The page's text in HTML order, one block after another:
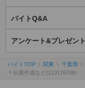
バイトQ&A
アンケート&プレゼント
バイトTOP 関東 千葉県
＊伝票作成など(110176768）